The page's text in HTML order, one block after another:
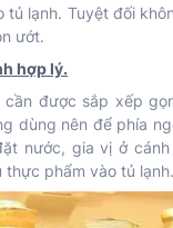
tủ lạnh. Tuyệt đối
ướt.
hợp lý.
được sắp xếp
dùng nên để phía
nước, gia vị ở
thực phẩm vào tủ lạnh.